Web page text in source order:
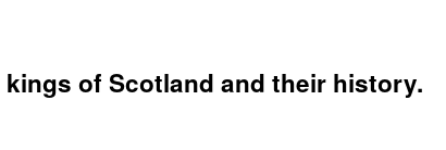
of Scotland and their history.